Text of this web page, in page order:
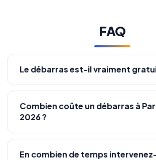
FAQ
Le débarras est-il vraiment
Combien coûte un débarras à
2026 ?
En combien de temps